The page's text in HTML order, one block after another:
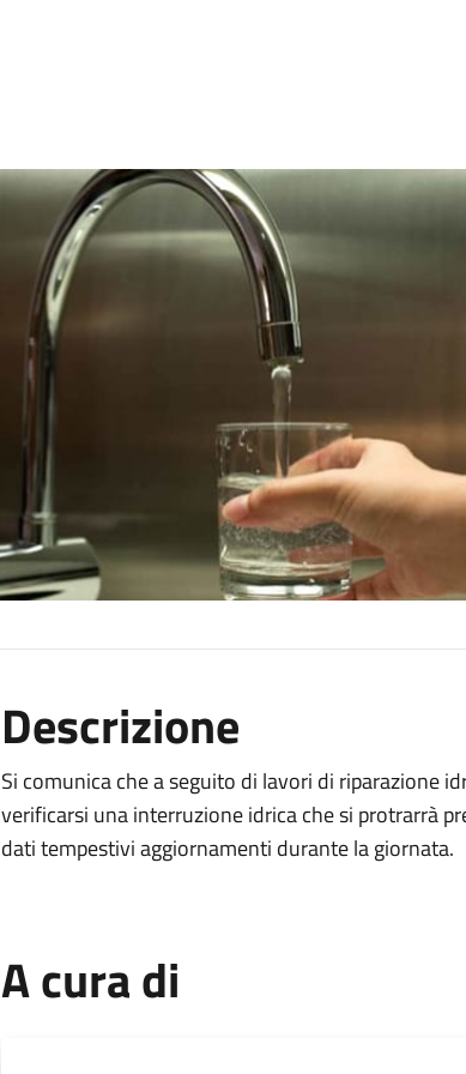
Descrizione
Si comunica che a seguito di lavori di riparazione
verificarsi una interruzione idrica che si protrarrà
dati tempestivi aggiornamenti durante la giornata.
A cura di